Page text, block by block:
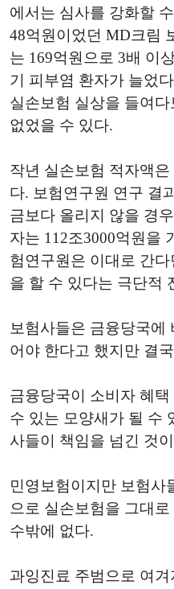
에서는 심사를 강화할
48억원이었던 MD크림
는 169억원으로 3배 이
기 피부염 환자가 늘었
실손보험 실상을 들여
없었을 수 있다.
작년 실손보험 적자액
다. 보험연구원 연구 결
금보다 올리지 않을 경
자는 112조3000억원을
험연구원은 이대로 간
을 할 수 있다는 극단적
보험사들은 금융당국에
어야 한다고 했지만 결
금융당국이 소비자 혜
수 있는 모양새가 될 수
사들이 책임을 넘긴 것
민영보험이지만 보험사
으로 실손보험을 그대
수밖에 없다.
과잉진료 주범으로 여